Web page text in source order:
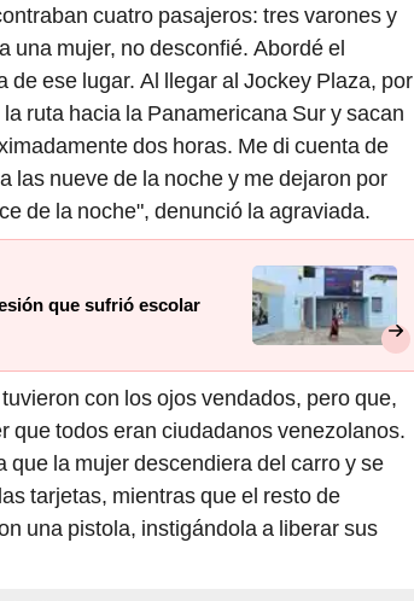
cuatro pasajeros: tres varones y
una mujer, no desconfié. Abordé el
ese lugar. Al llegar al Jockey Plaza, por
ruta hacia la Panamericana Sur y sacan
dos horas. Me di cuenta de
las nueve de la noche y me dejaron por
de la noche", denunció la agraviada.
que sufrió escolar
con los ojos vendados, pero que,
que todos eran ciudadanos venezolanos.
que la mujer descendiera del carro y se
tarjetas, mientras que el resto de
una pistola, instigándola a liberar sus